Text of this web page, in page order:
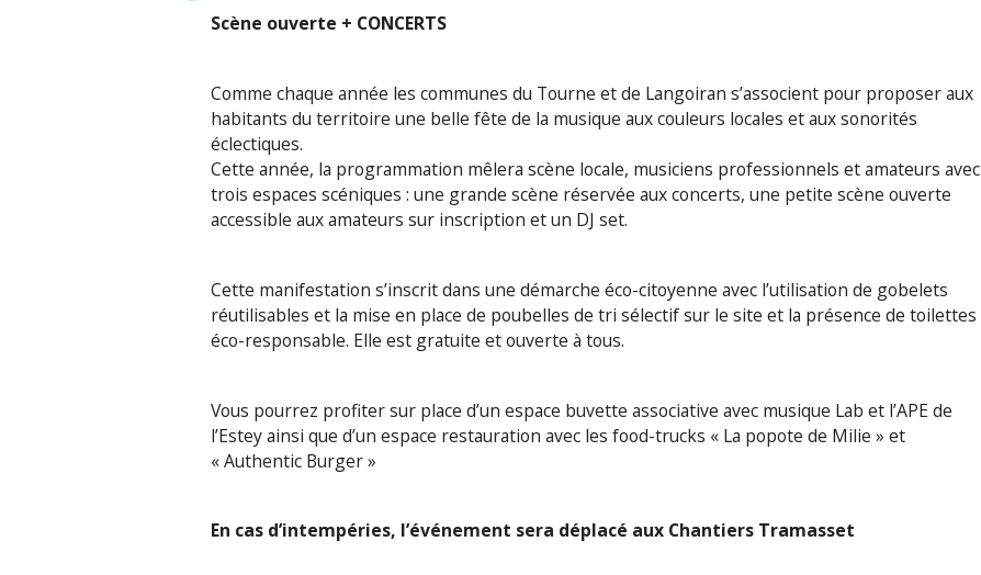
Scène ouverte + CONCERTS
Comme chaque année les communes du Tourne et de Langoiran s’associent pour proposer aux
habitants du territoire une belle fête de la musique aux couleurs locales et aux sonorités
éclectiques.
Cette année, la programmation mêlera scène locale, musiciens professionnels et amateurs avec
trois espaces scéniques : une grande scène réservée aux concerts, une petite scène ouverte
accessible aux amateurs sur inscription et un DJ set.
Cette manifestation s’inscrit dans une démarche éco-citoyenne avec l’utilisation de gobelets
réutilisables et la mise en place de poubelles de tri sélectif sur le site et la présence de toilettes
éco-responsable. Elle est gratuite et ouverte à tous.
Vous pourrez profiter sur place d’un espace buvette associative avec musique Lab et l’APE de
l’Estey ainsi que d’un espace restauration avec les food-trucks « La popote de Milie » et
« Authentic Burger »
En cas d’intempéries, l’événement sera déplacé aux Chantiers Tramasset